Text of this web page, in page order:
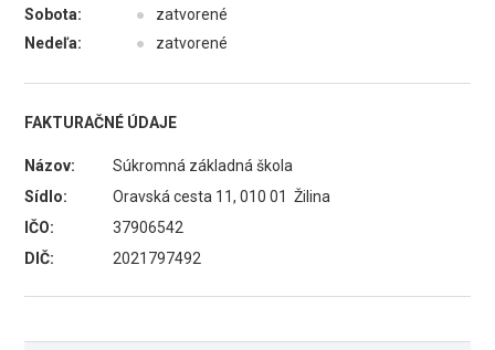
Sobota: ●
zatvorené
Nedeľa:
● zatvorené
FAKTURAČNÉ ÚDAJE
Názov:
Súkromná základná škola
Sídlo:
Oravská cesta 11, 010 01 Žilina
IČO:
37906542
DIČ:
2021797492